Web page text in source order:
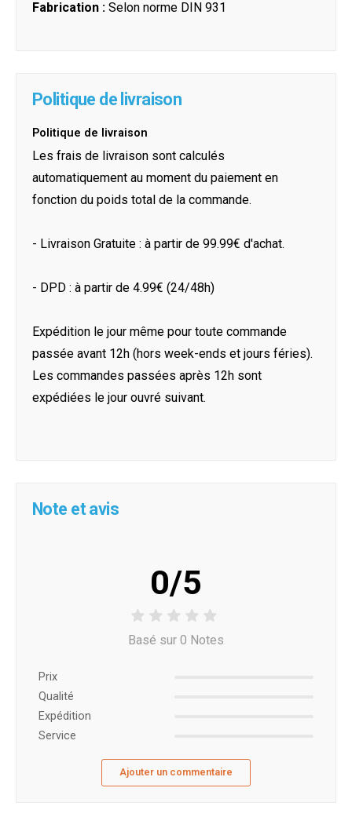
Fabrication : Selon norme DIN 931
Politique de livraison
Politique de livraison
Les frais de livraison sont calculés
automatiquement au moment du paiement en
fonction du poids total de la commande.
- Livraison Gratuite : à partir de 99.99€ d'achat.
- DPD : à partir de 4.99€ (24/48h)
Expédition le jour même pour toute commande
passée avant 12h (hors week-ends et jours féries).
Les commandes passées après 12h sont
expédiées le jour ouvré suivant.
Note et avis
0/5
Basé sur 0 Notes
Prix ​​
Qualité
Expédition
Service
Ajouter un commentaire